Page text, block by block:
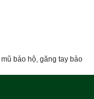
mũ bảo hộ, găng tay bảo